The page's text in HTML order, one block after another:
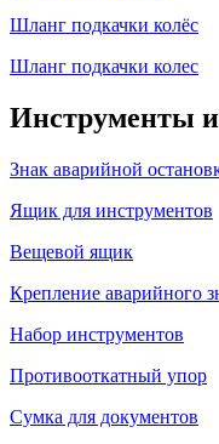
Шланг подкачки колёс
Шланг подкачки колес
Инструменты
Знак аварийной
Ящик для инструментов
Вещевой ящик
Крепление аварийного
Набор инструментов
Противооткатный упор
Сумка для документов